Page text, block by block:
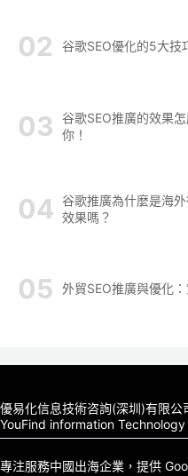
谷歌SEO優化的5大技
谷歌SEO推廣的效果
你！
谷歌推廣為什麼是海
效果嗎？
外貿SEO推廣與優化
優易化信息技術咨詢(深圳)有限公
YouFind information
專注服務中國出海企業，提供